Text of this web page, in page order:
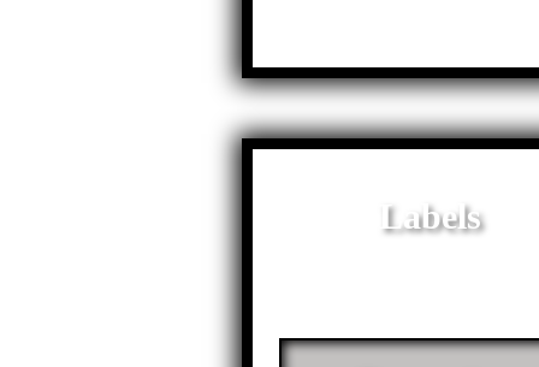
Labels